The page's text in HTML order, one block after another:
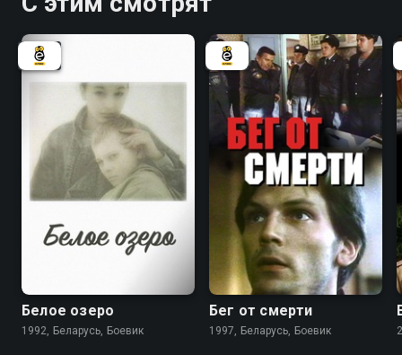
Белое озеро
1992, Беларусь, Боевик
5.5
Бег от смерти
1997, Беларусь, Боевик